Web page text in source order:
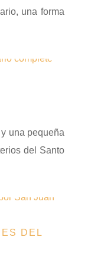
una forma
una pequeña
del Santo
DEL